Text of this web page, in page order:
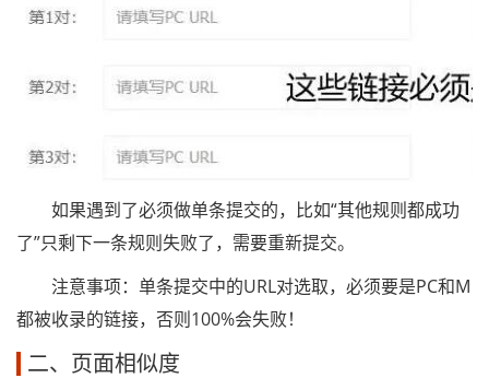
如果遇到了必须做单条提交的，比如“其他规则都成功
了”只剩下一条规则失败了，需要重新提交。
注意事项：单条提交中的URL对选取，必须要是PC和M
都被收录的链接，否则100%会失败！
二、页面相似度